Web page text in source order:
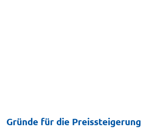
Gründe für die Preissteigerung